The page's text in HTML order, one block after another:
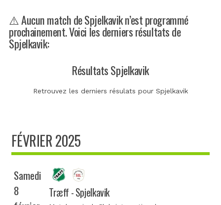
⚠️ Aucun match de Spjelkavik n’est programmé
prochainement. Voici les derniers résultats de
Spjelkavik:
Résultats Spjelkavik
Retrouvez les derniers résulats pour Spjelkavik
FÉVRIER 2025
Samedi
8
Træff - Spjelkavik